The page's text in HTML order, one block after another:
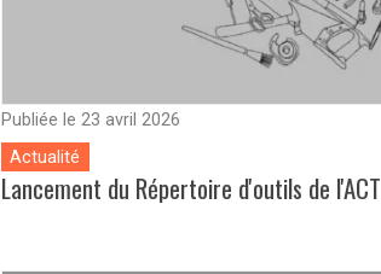
Publiée le 23 avril 2026
Actualité
Lancement du Répertoire d'outils de l'ACT